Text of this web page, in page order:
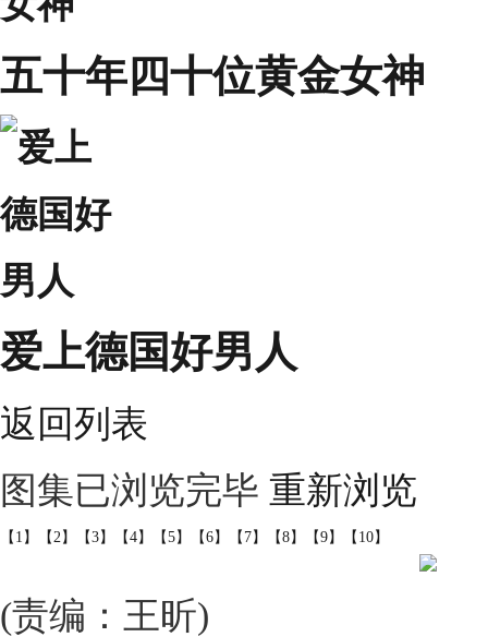
五十年四十位黄金女神
爱上德国好男人
返回列表
图集已浏览完毕 重新浏览
【1】 【2】 【3】 【4】 【5】 【6】 【7】 【8】 【9】 【10】
(责编：王昕)